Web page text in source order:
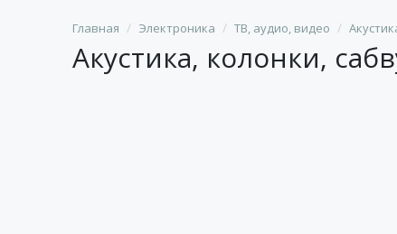
Главная Электроника ТВ, аудио, видео
Акустика, колонки,